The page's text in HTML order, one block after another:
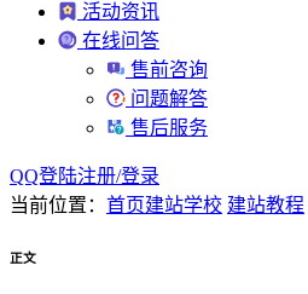
活动资讯
在线问答
售前咨询
问题解答
售后服务
QQ登陆注册/登录
当前位置： 首页建站学校 建站教程
正文